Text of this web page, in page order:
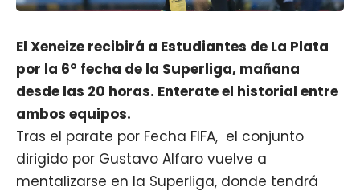
El Xeneize recibirá a Estudiantes de La Plata
por la 6° fecha de la Superliga, mañana
desde las 20 horas. Enterate el historial entre
ambos equipos.
Tras el parate por Fecha FIFA, el conjunto
dirigido por Gustavo Alfaro vuelve a
mentalizarse en la Superliga, donde tendrá